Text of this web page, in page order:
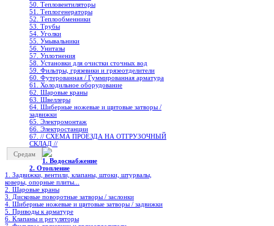
50. Тепловентиляторы
51. Теплогенераторы
52. Теплообменники
53. Трубы
54. Уголки
55. Умывальники
56. Унитазы
57. Уплотнения
58. Установки для очистки сточных вод
59. Фильтры, грязевики и грязеотделители
60. Футерованная / Гуммированная арматура
61. Холодильное oборудование
62. Шаровые краны
63. Швеллеры
64. Шиберные ножевые и щитовые затворы /
задвижки
65. Электромонтаж
66. Электростанции
67. // СХЕМА ПРОЕЗДА НА ОТГРУЗОЧНЫЙ
СКЛАД //
Средам
1. Водоснабжение
2. Отопление
1. Задвижки, вентили, клапаны, штоки, штурвалы,
коверы, опорные плиты...
2. Шаровые краны
3. Дисковые поворотные затворы / заслонки
4. Шиберные ножевые и щитовые затворы / задвижки
5. Приводы к арматуре
6. Клапаны и регуляторы